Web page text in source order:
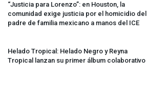
“Justicia para Lorenzo”: en Houston, la
comunidad exige justicia por el homicidio del
padre de familia mexicano a manos del ICE
Helado Tropical: Helado Negro y Reyna
Tropical lanzan su primer álbum colaborativo